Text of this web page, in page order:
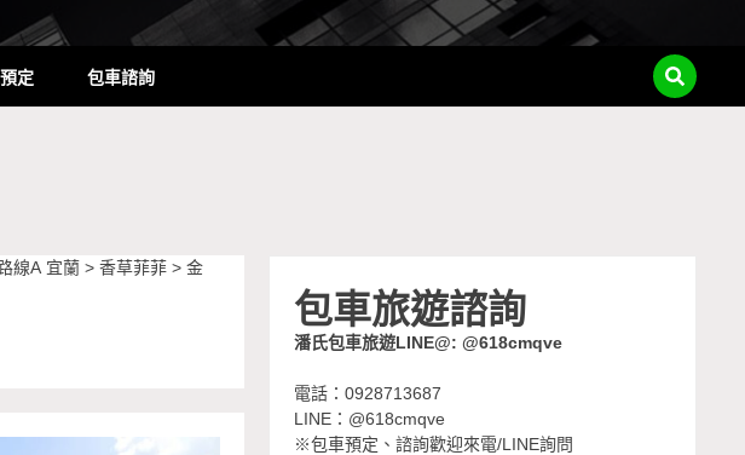
定 包車諮詢
線A 宜蘭 > 香草菲菲 > 金
包車旅遊諮詢
潘氏包車旅遊LINE@: @618cmqve
電話：0928713687
LINE：@618cmqve
※包車預定、諮詢歡迎來電/LINE詢問